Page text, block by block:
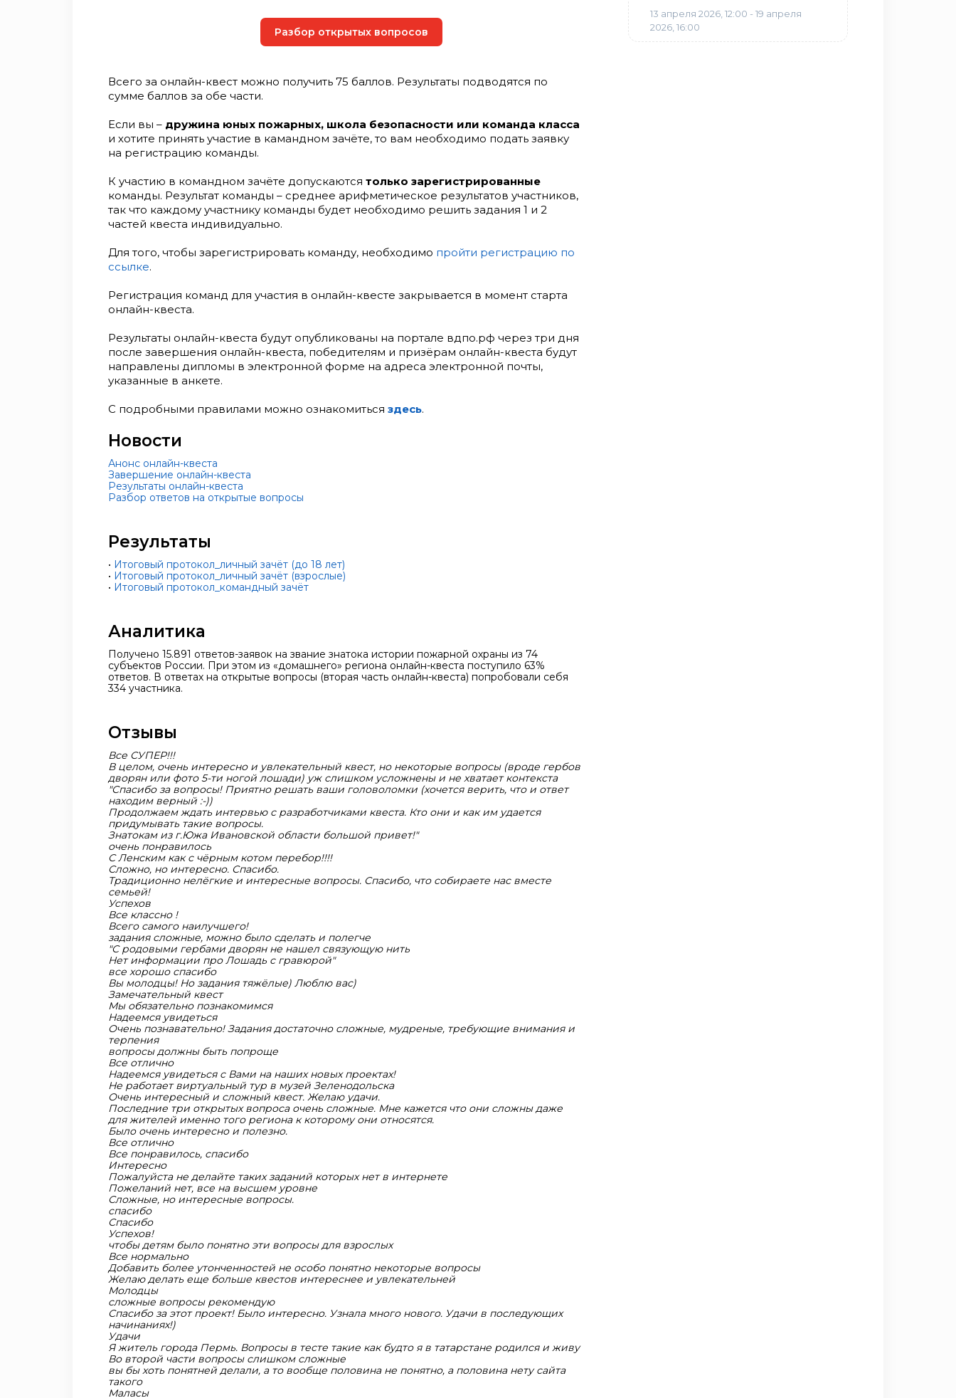
Разбор открытых вопросов
Всего за онлайн-квест можно получить 75 баллов. Результаты подводятся по
сумме баллов за обе части.
Если вы – дружина юных пожарных, школа безопасности или команда класса
и хотите принять участие в камандном зачёте, то вам необходимо подать заявку
на регистрацию команды.
К участию в командном зачёте допускаются только зарегистрированные
команды. Результат команды – среднее арифметическое результатов участников,
так что каждому участнику команды будет необходимо решить задания 1 и 2
частей квеста индивидуально.
Для того, чтобы зарегистрировать команду, необходимо пройти регистрацию по
ссылке.
Регистрация команд для участия в онлайн-квесте закрывается в момент старта
онлайн-квеста.
Результаты онлайн-квеста будут опубликованы на портале вдпо.рф через три дня
после завершения онлайн-квеста, победителям и призёрам онлайн-квеста будут
направлены дипломы в электронной форме на адреса электронной почты,
указанные в анкете.
С подробными правилами можно ознакомиться здесь.
Новости
Анонс онлайн-квеста
Завершение онлайн-квеста
Результаты онлайн-квеста
Разбор ответов на открытые вопросы
Результаты
• Итоговый протокол_личный зачёт (до 18 лет)
• Итоговый протокол_личный зачёт (взрослые)
• Итоговый протокол_командный зачёт
Аналитика
Получено 15.891 ответов-заявок на звание знатока истории пожарной охраны из 74
субъектов России. При этом из «домашнего» региона онлайн-квеста поступило 63%
ответов. В ответах на открытые вопросы (вторая часть онлайн-квеста) попробовали себя
334 участника.
Отзывы
Все СУПЕР!!!
В целом, очень интересно и увлекательный квест, но некоторые вопросы (вроде гербов
дворян или фото 5-ти ногой лошади) уж слишком усложнены и не хватает контекста
"Спасибо за вопросы! Приятно решать ваши головоломки (хочется верить, что и ответ
находим верный :-))
Продолжаем ждать интервью с разработчиками квеста. Кто они и как им удается
придумывать такие вопросы.
Знатокам из г.Южа Ивановской области большой привет!"
очень понравилось
С Ленским как с чёрным котом перебор!!!!
Сложно, но интересно. Спасибо.
Традиционно нелёгкие и интересные вопросы. Спасибо, что собираете нас вместе
семьей!
Успехов
Все классно !
Всего самого наилучшего!
задания сложные, можно было сделать и полегче
"С родовыми гербами дворян не нашел связующую нить
Нет информации про Лошадь с гравюрой"
все хорошо спасибо
Вы молодцы! Но задания тяжёлые) Люблю вас)
Замечательный квест
Мы обязательно познакомимся
Надеемся увидеться
Очень познавательно! Задания достаточно сложные, мудреные, требующие внимания и
терпения
вопросы должны быть попроще
Все отлично
Надеемся увидеться с Вами на наших новых проектах!
Не работает виртуальный тур в музей Зеленодольска
Очень интересный и сложный квест. Желаю удачи.
Последние три открытых вопроса очень сложные. Мне кажется что они сложны даже
для жителей именно того региона к которому они относятся.
Было очень интересно и полезно.
Все отлично
Все понравилось, спасибо
Интересно
Пожалуйста не делайте таких заданий которых нет в интернете
Пожеланий нет, все на высшем уровне
Сложные, но интересные вопросы.
спасибо
Спасибо
Успехов!
чтобы детям было понятно эти вопросы для взрослых
Все нормально
Добавить более утонченностей не особо понятно некоторые вопросы
Желаю делать еще больше квестов интереснее и увлекательней
Молодцы
сложные вопросы рекомендую
Спасибо за этот проект! Было интересно. Узнала много нового. Удачи в последующих
начинаниях!)
Удачи
Я житель города Пермь. Вопросы в тесте такие как будто я в татарстане родился и живу
Во второй части вопросы слишком сложные
вы бы хоть понятней делали, а то вообще половина не понятно, а половина нету сайта
такого
Маласы
13 апреля 2026, 12:00 - 19 апреля
2026, 16:00